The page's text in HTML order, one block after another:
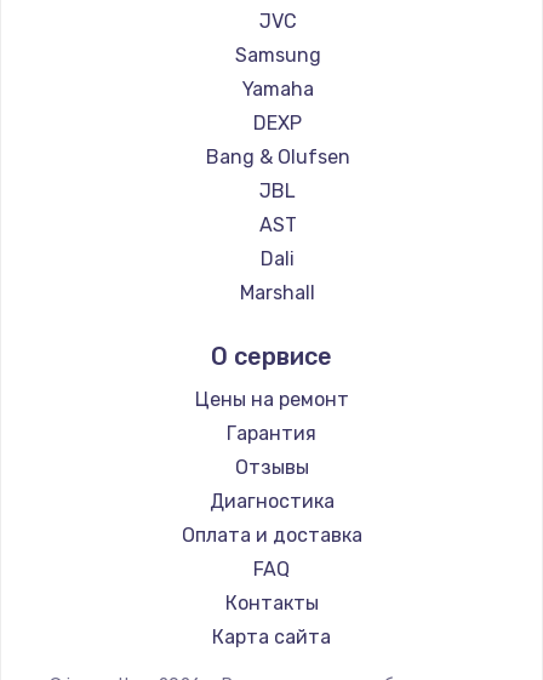
Замена системной платы
1500 руб.
Заказать
Замена температурного датчика
2500 руб.
Заказать
Замена электроконфорки
Заказать
Техобслуживание
900 руб.
Заказать
Установка / подключение / демонтаж
1300 руб.
Заказать
JVC
Samsung
Yamaha
DEXP
Bang & Olufsen
JBL
AST
Dali
Marshall
О сервисе
Цены на ремонт
Гарантия
Отзывы
Диагностика
Оплата и доставка
FAQ
Контакты
Карта сайта